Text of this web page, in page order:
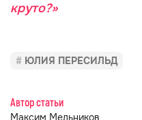
круто?»
ЮЛИЯ ПЕРЕСИЛЬД
Автор статьи
Максим Мельников